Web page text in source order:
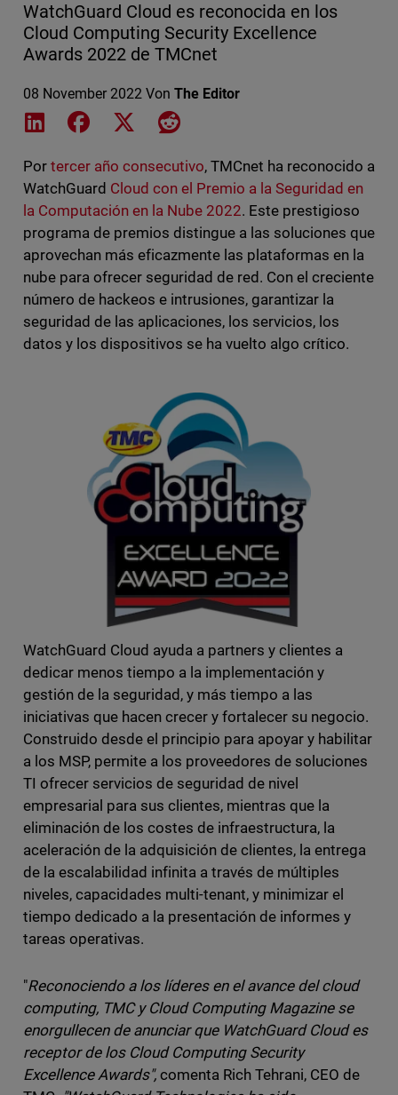
WatchGuard Cloud es reconocida en los
Cloud Computing Security Excellence
Awards 2022 de TMCnet
08 November 2022 Von The Editor
Share on LinkedIn
Share on Facebook
Share on XShare on Reddit
Por tercer año consecutivo, TMCnet ha reconocido a
WatchGuard Cloud con el Premio a la Seguridad en
la Computación en la Nube 2022. Este prestigioso
programa de premios distingue a las soluciones que
aprovechan más eficazmente las plataformas en la
nube para ofrecer seguridad de red. Con el creciente
número de hackeos e intrusiones, garantizar la
seguridad de las aplicaciones, los servicios, los
datos y los dispositivos se ha vuelto algo crítico.
WatchGuard Cloud ayuda a partners y clientes a
dedicar menos tiempo a la implementación y
gestión de la seguridad, y más tiempo a las
iniciativas que hacen crecer y fortalecer su negocio.
Construido desde el principio para apoyar y habilitar
a los MSP, permite a los proveedores de soluciones
TI ofrecer servicios de seguridad de nivel
empresarial para sus clientes, mientras que la
eliminación de los costes de infraestructura, la
aceleración de la adquisición de clientes, la entrega
de la escalabilidad infinita a través de múltiples
niveles, capacidades multi-tenant, y minimizar el
tiempo dedicado a la presentación de informes y
tareas operativas.
"Reconociendo a los líderes en el avance del cloud
computing, TMC y Cloud Computing Magazine se
enorgullecen de anunciar que WatchGuard Cloud es
receptor de los Cloud Computing Security
Excellence Awards", comenta Rich Tehrani, CEO de